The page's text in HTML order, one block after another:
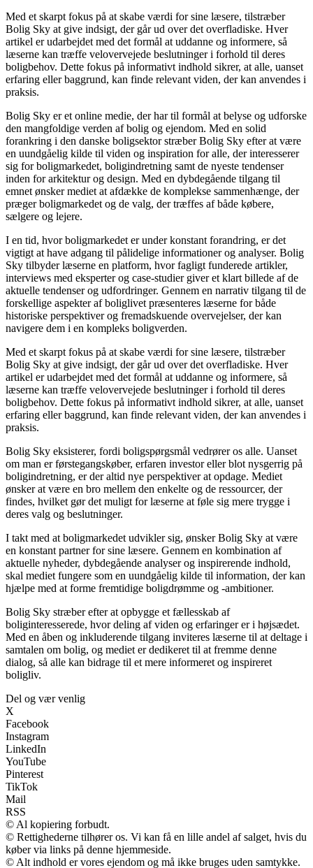
Med et skarpt fokus på at skabe værdi for sine læsere, tilstræber
Bolig Sky at give indsigt, der går ud over det overfladiske. Hver
artikel er udarbejdet med det formål at uddanne og informere, så
læserne kan træffe velovervejede beslutninger i forhold til deres
boligbehov. Dette fokus på informativt indhold sikrer, at alle, uanset
erfaring eller baggrund, kan finde relevant viden, der kan anvendes i
praksis.
Bolig Sky er et online medie, der har til formål at belyse og udforske
den mangfoldige verden af bolig og ejendom. Med en solid
forankring i den danske boligsektor stræber Bolig Sky efter at være
en uundgåelig kilde til viden og inspiration for alle, der interesserer
sig for boligmarkedet, boligindretning samt de nyeste tendenser
inden for arkitektur og design. Med en dybdegående tilgang til
emnet ønsker mediet at afdække de komplekse sammenhænge, der
præger boligmarkedet og de valg, der træffes af både købere,
sælgere og lejere.
I en tid, hvor boligmarkedet er under konstant forandring, er det
vigtigt at have adgang til pålidelige informationer og analyser. Bolig
Sky tilbyder læserne en platform, hvor fagligt funderede artikler,
interviews med eksperter og case-studier giver et klart billede af de
aktuelle tendenser og udfordringer. Gennem en narrativ tilgang til de
forskellige aspekter af boliglivet præsenteres læserne for både
historiske perspektiver og fremadskuende overvejelser, der kan
navigere dem i en kompleks boligverden.
Med et skarpt fokus på at skabe værdi for sine læsere, tilstræber
Bolig Sky at give indsigt, der går ud over det overfladiske. Hver
artikel er udarbejdet med det formål at uddanne og informere, så
læserne kan træffe velovervejede beslutninger i forhold til deres
boligbehov. Dette fokus på informativt indhold sikrer, at alle, uanset
erfaring eller baggrund, kan finde relevant viden, der kan anvendes i
praksis.
Bolig Sky eksisterer, fordi boligspørgsmål vedrører os alle. Uanset
om man er førstegangskøber, erfaren investor eller blot nysgerrig på
boligindretning, er der altid nye perspektiver at opdage. Mediet
ønsker at være en bro mellem den enkelte og de ressourcer, der
findes, hvilket gør det muligt for læserne at føle sig mere trygge i
deres valg og beslutninger.
I takt med at boligmarkedet udvikler sig, ønsker Bolig Sky at være
en konstant partner for sine læsere. Gennem en kombination af
aktuelle nyheder, dybdegående analyser og inspirerende indhold,
skal mediet fungere som en uundgåelig kilde til information, der kan
hjælpe med at forme fremtidige boligdrømme og -ambitioner.
Bolig Sky stræber efter at opbygge et fællesskab af
boliginteresserede, hvor deling af viden og erfaringer er i højsædet.
Med en åben og inkluderende tilgang inviteres læserne til at deltage i
samtalen om bolig, og mediet er dedikeret til at fremme denne
dialog, så alle kan bidrage til et mere informeret og inspireret
boligliv.
Del og vær venlig
X
Facebook
Instagram
LinkedIn
YouTube
Pinterest
TikTok
Mail
RSS
© Al kopiering forbudt.
© Rettighederne tilhører os. Vi kan få en lille andel af salget, hvis du
køber via links på denne hjemmeside.
© Alt indhold er vores ejendom og må ikke bruges uden samtykke.